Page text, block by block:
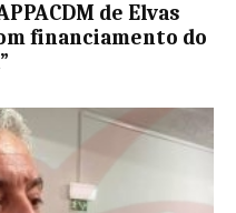
de Elvas
financiamento do